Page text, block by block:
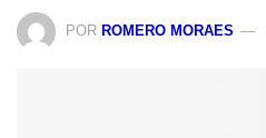
POR ROMERO MORAES